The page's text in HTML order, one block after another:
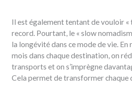
Il est également tentant de vouloir «
record. Pourtant, le « slow
la longévité dans ce mode de vie. En
mois dans chaque destination, on
transports et on s’imprègne
Cela permet de transformer chaque